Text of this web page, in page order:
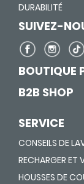
DURABILITÉ
SUIVEZ-
BOUTIQUE
B2B SHOP
SERVICE
CONSEILS DE
RECHARGER ET
HOUSSES DE